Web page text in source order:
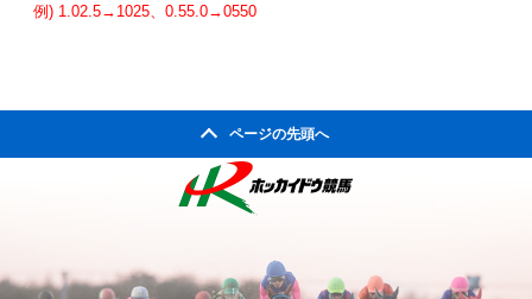
例) 1.02.5→1025、0.55.0→0550
ページの先頭へ